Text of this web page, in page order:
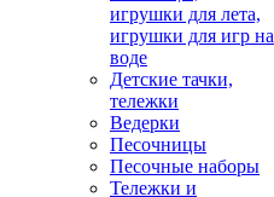
игрушки для лета,
игрушки для игр на
воде
Детские тачки,
тележки
Ведерки
Песочницы
Песочные наборы
Тележки и